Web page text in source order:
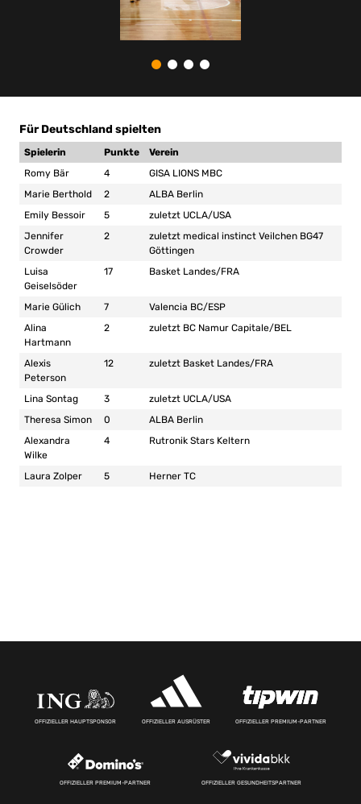
Für Deutschland spielten
Spielerin Punkte
Verein
Romy Bär
4
GISA LIONS MBC
Marie Berthold
2
ALBA Berlin
Emily Bessoir
5
zuletzt UCLA/USA
Jennifer
Crowder
2
zuletzt medical instinct Veilchen BG47
Göttingen
Luisa
Geiselsöder
17 Basket Landes/FRA
Marie Gülich 7
Valencia BC/ESP
Alina
Hartmann
2 zuletzt BC Namur Capitale/BEL
Alexis
Peterson
12 zuletzt Basket Landes/FRA
Lina Sontag 3
zuletzt UCLA/USA
Theresa Simon
0
ALBA Berlin
Alexandra
Wilke
4 Rutronik Stars Keltern
Laura Zolper 5 Herner TC
OFFIZIELLER HAUPTSPONSOR OFFIZIELLER AUSRÜSTER OFFIZIELLER PREMIUM-PARTNER
OFFIZIELLER PREMIUM-PARTNER OFFIZIELLER GESUNDHEITSPARTNER